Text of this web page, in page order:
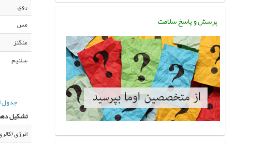
جدول
تشکیل
انرژی
روی
مس
منگنز
سلنیم
پرسش و پاسخ سلامت